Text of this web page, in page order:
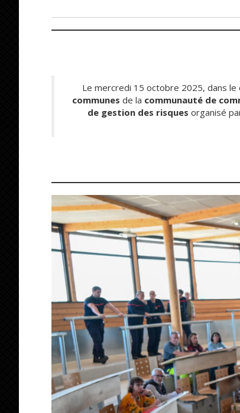
Le mercredi 15 octobre 2025, dans le
communes de la communauté de
de gestion des risques organisé